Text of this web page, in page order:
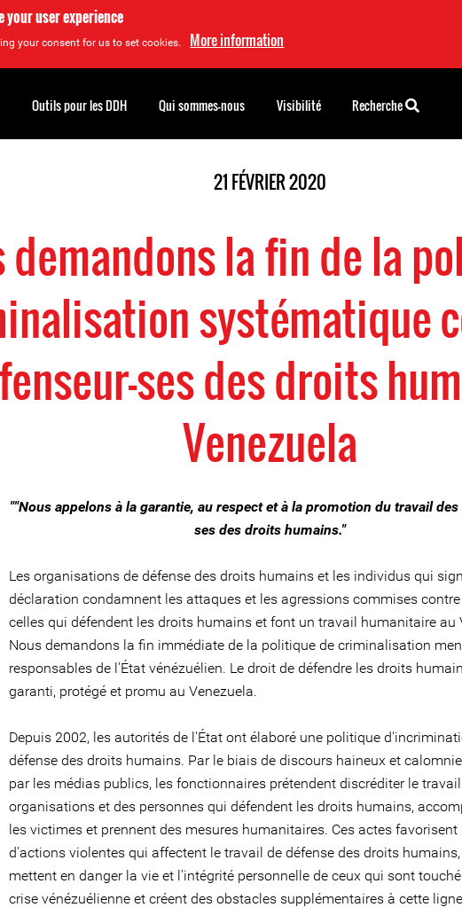
your user experience
your consent for us to set cookies. More information
21 FÉVRIER 2020
demandons la fin de la
systématique
ses des droits
Venezuela
""Nous appelons à la garantie, au respect et à la promotion du travail
ses des droits humains."
Les organisations de défense des droits humains et les individus qui
déclaration condamnent les attaques et les agressions commises
celles qui défendent les droits humains et font un travail humanitaire au
Nous demandons la fin immédiate de la politique de criminalisation
responsables de l'État vénézuélien. Le droit de défendre les droits
garanti, protégé et promu au Venezuela.
Depuis 2002, les autorités de l'État ont élaboré une politique
défense des droits humains. Par le biais de discours haineux et
par les médias publics, les fonctionnaires prétendent discréditer le
organisations et des personnes qui défendent les droits humains,
les victimes et prennent des mesures humanitaires. Ces actes favorisent
d'actions violentes qui affectent le travail de défense des droits
mettent en danger la vie et l'intégrité personnelle de ceux qui sont
crise vénézuélienne et créent des obstacles supplémentaires à cette
Outils pour les DDH Qui sommes-nous Visibilité Recherche